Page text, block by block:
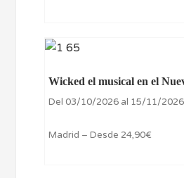
Wicked el musical en el
Del 03/10/2026 al 15/11/2026
Madrid – Desde 24,90€